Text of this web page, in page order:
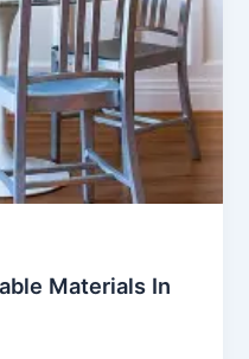
Materials In